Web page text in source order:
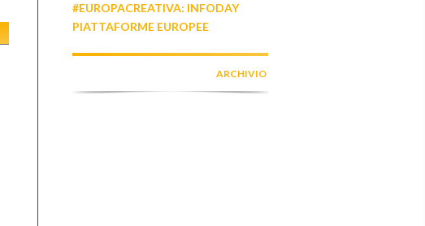
#EUROPACREATIVA: INFODAY
PIATTAFORME EUROPEE
ARCHIVIO